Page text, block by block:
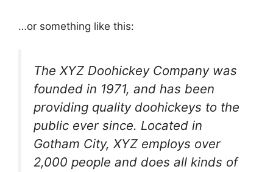
…or something like this:
The XYZ Doohickey Company was
founded in 1971, and has been
providing quality doohickeys to the
public ever since. Located in
Gotham City, XYZ employs over
2,000 people and does all kinds of